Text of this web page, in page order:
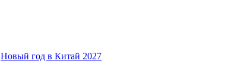
Новый год в Китай 2027